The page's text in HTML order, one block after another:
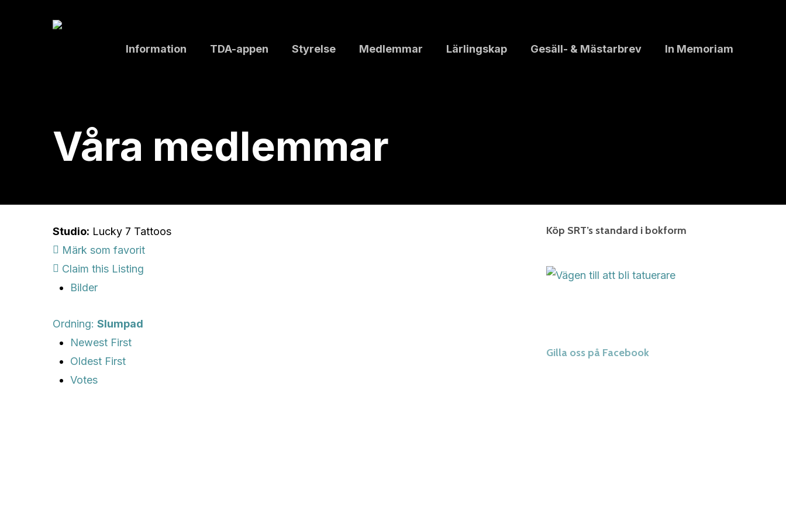
Information TDA-appen Styrelse Medlemmar Lärlingskap Gesäll- & Mästarbrev In Memoriam
Våra medlemmar
Studio: Lucky 7 Tattoos
Märk som favorit
Claim this Listing
Bilder
Ordning: Slumpad
Newest First
Oldest First
Votes
Köp SRT’s standard i bokform
Gilla oss på Facebook